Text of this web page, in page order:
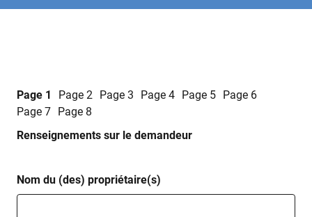
Page 1 Page 2 Page 3 Page 4 Page 5 Page 6
Page 7 Page 8
Renseignements sur le demandeur
Nom du (des) propriétaire(s)